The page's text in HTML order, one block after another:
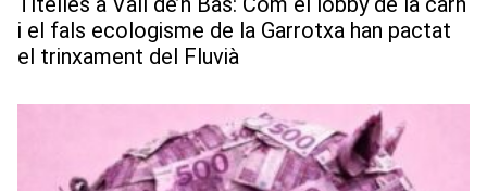
i el fals ecologisme de la Garrotxa han pactat
el trinxament del Fluvià